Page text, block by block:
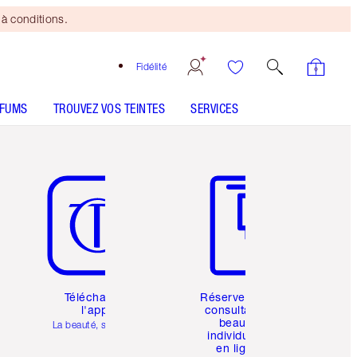
conditions.
Fidélité
TROUVEZ VOS TEINTES SERVICES
Téléchargez
l'appli
La beauté, simplifiée
Réservez une
consultation
beauté
individuelle
en ligne